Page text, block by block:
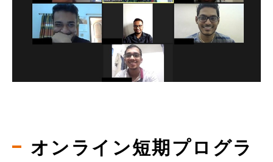
オンライン短期プログラ